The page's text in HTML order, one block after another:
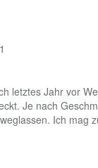
letztes Jahr vor
Je nach
Ich mag